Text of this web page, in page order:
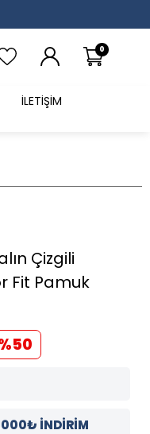
0
İLETIŞIM
Çizgili
Fit Pamuk
50
İNDİRİM